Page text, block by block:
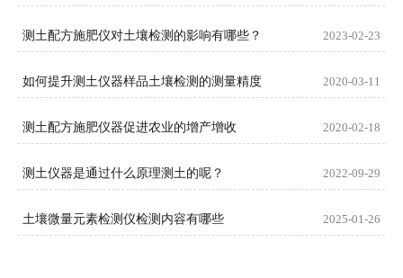
测土配方施肥仪对土壤检测的影响有哪些？ 2023-02-23
如何提升测土仪器样品土壤检测的测量精度 2020-03-11
测土配方施肥仪器促进农业的增产增收 2020-02-18
测土仪器是通过什么原理测土的呢？ 2022-09-29
土壤微量元素检测仪检测内容有哪些 2025-01-26